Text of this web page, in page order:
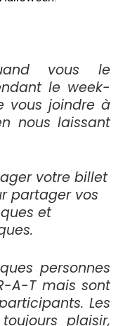
vous le
le week-
vous joindre à
nous laissant
votre billet
partager vos
et
personnes
A-T mais sont
Les
plaisir,